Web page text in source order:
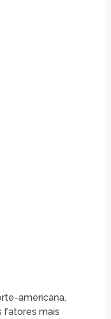
americana,
fatores mais